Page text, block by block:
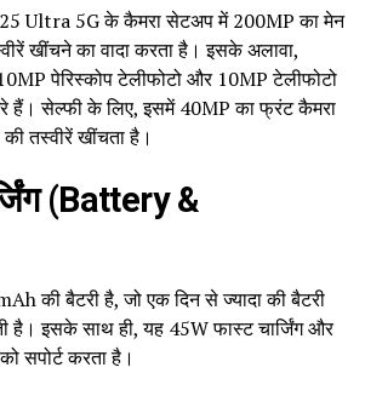
Ultra 5G के कैमरा सेटअप में 200MP का मेन
खींचने का वादा करता है। इसके अलावा,
पेरिस्कोप टेलीफोटो और 10MP टेलीफोटो
सेल्फी के लिए, इसमें 40MP का फ्रंट कैमरा
तस्वीरें खींचता है।
(Battery &
की बैटरी है, जो एक दिन से ज्यादा की बैटरी
है। इसके साथ ही, यह 45W फास्ट चार्जिंग और
सपोर्ट करता है।